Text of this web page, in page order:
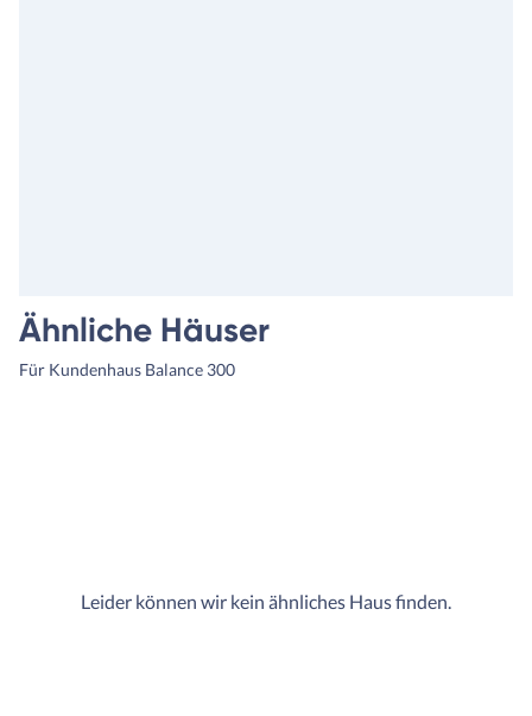
Ähnliche Häuser
Für Kundenhaus Balance 300
Leider können wir kein ähnliches Haus finden.